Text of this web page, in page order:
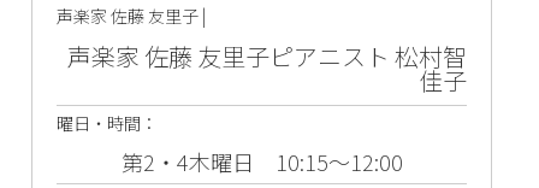
声楽家 佐藤 友里子 |
声楽家 佐藤 友里子ピアニスト 松村智
佳子
曜日・時間：
第2・4木曜日 10:15～12:00